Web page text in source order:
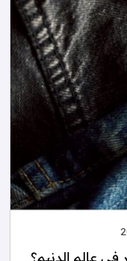
في عالم الدنيم؟